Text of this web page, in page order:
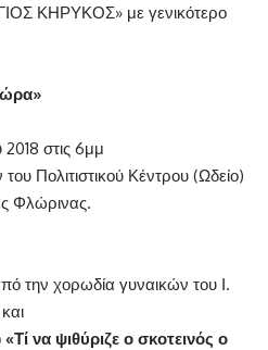
ΚΗΡΥΚΟΣ» με γενικότερο
στις 6μμ
Πολιτιστικού Κέντρου (Ωδείο)
Φλώρινας.
την χορωδία γυναικών του Ι.
«Τί να ψιθύριζε ο σκοτεινός ο